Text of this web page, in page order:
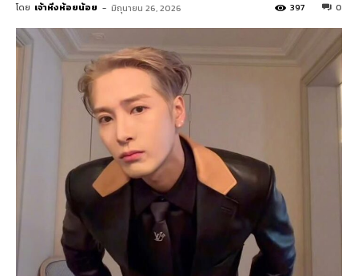
โดย เจ้าหิ่งห้อยน้อย - มิถุนายน 26, 2026 0
397